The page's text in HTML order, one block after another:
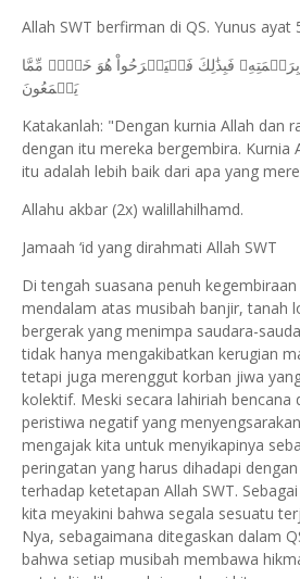
Allah SWT berfirman di QS. Yunus ayat
فَبِذَٰلِكَ فَلۡيَفۡرَحُواْ هُوَ خَيۡرٞ مِّمَّا
يَجۡمَعُونَ
Katakanlah: "Dengan kurnia Allah dan
dengan itu mereka bergembira. Kurnia
itu adalah lebih baik dari apa yang
Allahu akbar (2x) walillahilhamd.
Jamaah ‘id yang dirahmati Allah SWT
Di tengah suasana penuh
mendalam atas musibah banjir, tanah
bergerak yang menimpa saudara-
tidak hanya mengakibatkan kerugian
tetapi juga merenggut korban jiwa
kolektif. Meski secara lahiriah bencana
peristiwa negatif yang
mengajak kita untuk menyikapinya
peringatan yang harus dihadapi
terhadap ketetapan Allah SWT.
kita meyakini bahwa segala sesuatu
Nya, sebagaimana ditegaskan dalam
bahwa setiap musibah membawa